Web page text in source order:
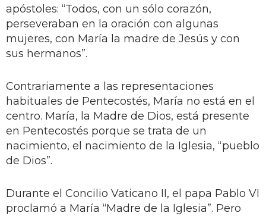
apóstoles: “Todos, con un sólo corazón,
perseveraban en la oración con algunas
mujeres, con María la madre de Jesús y con
sus hermanos”.
Contrariamente a las representaciones
habituales de Pentecostés, María no está en el
centro. María, la Madre de Dios, está presente
en Pentecostés porque se trata de un
nacimiento, el nacimiento de la Iglesia, “pueblo
de Dios”.
Durante el Concilio Vaticano II, el papa Pablo VI
proclamó a María “Madre de la Iglesia”. Pero